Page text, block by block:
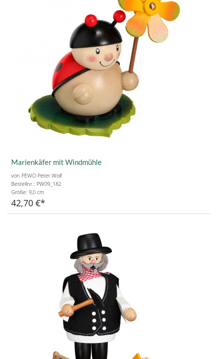
Marienkäfer mit Windmühle
von PEWO Peter Wolf
Bestellnr.: PW09_182
Größe: 9,0 cm
42,70 €